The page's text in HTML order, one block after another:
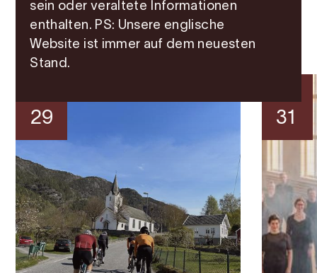
Veranstaltungen in der
Nähe
29 31
sein oder veraltete Informationen
enthalten. PS: Unsere englische
Website ist immer auf dem neuesten
Stand.